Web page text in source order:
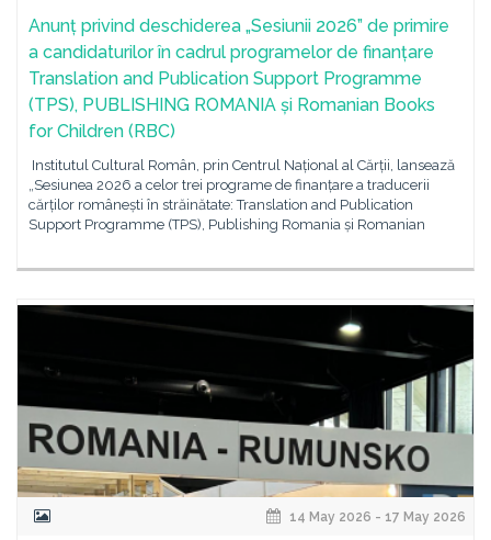
Anunț privind deschiderea „Sesiunii 2026” de primire
a candidaturilor în cadrul programelor de finanțare
Translation and Publication Support Programme
(TPS), PUBLISHING ROMANIA și Romanian Books
for Children (RBC)
Institutul Cultural Român, prin Centrul Național al Cărții, lansează
„Sesiunea 2026 a celor trei programe de finanțare a traducerii
cărților românești în străinătate: Translation and Publication
Support Programme (TPS), Publishing Romania și Romanian
14 May 2026 - 17 May 2026